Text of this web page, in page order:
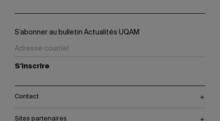
S’abonner au bulletin Actualités UQAM
S'inscrire
Contact
Sites partenaires